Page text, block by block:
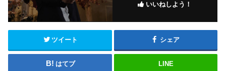
いいねしよう！
ツイート シェア
はてブ LINE